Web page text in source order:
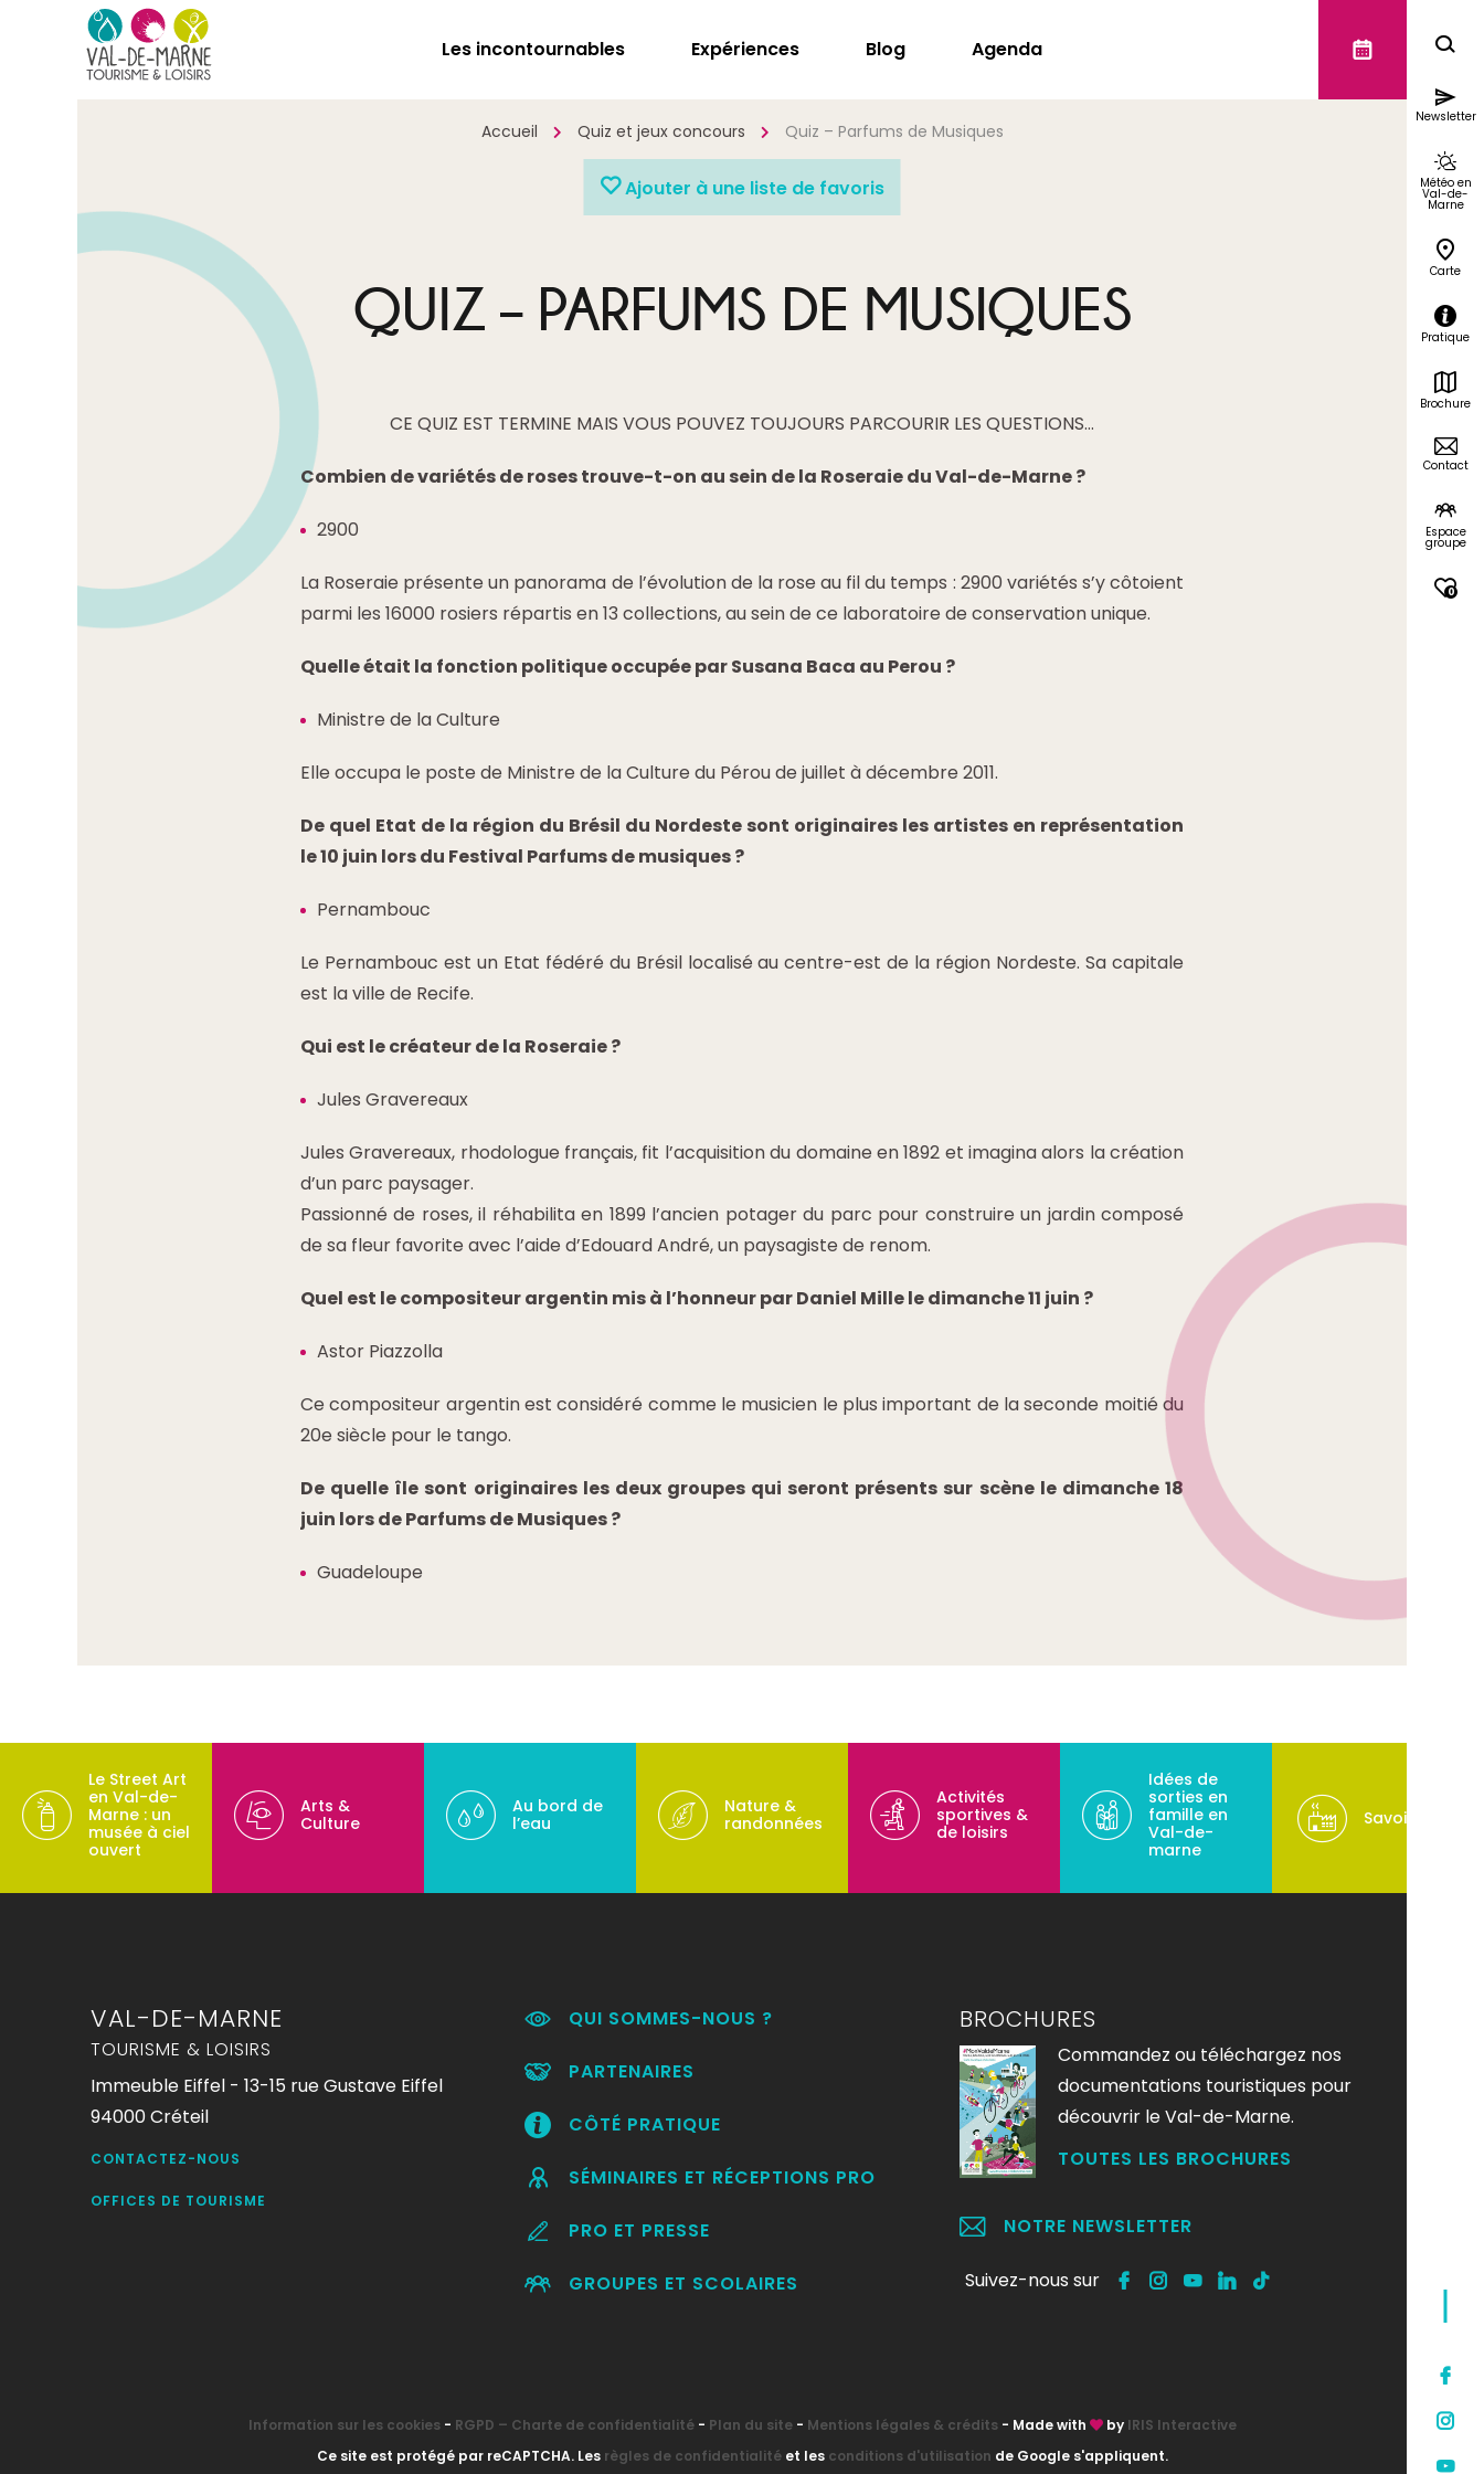
Les incontournables Expériences Blog Agenda
Accueil Quiz et jeux concours Quiz – Parfums de Musiques
Newsletter
Météo en
Val-de-
Marne
Carte
Pratique
Brochure
Contact
Espace
groupe
0
Ajouter à une liste de favoris
QUIZ – PARFUMS DE MUSIQUES
CE QUIZ EST TERMINE MAIS VOUS POUVEZ TOUJOURS PARCOURIR LES QUESTIONS…
Combien de variétés de roses trouve-t-on au sein de la Roseraie du Val-de-Marne ?
2900
La Roseraie présente un panorama de l’évolution de la rose au fil du temps : 2900 variétés s’y côtoient
parmi les 16000 rosiers répartis en 13 collections, au sein de ce laboratoire de conservation unique.
Quelle était la fonction politique occupée par Susana Baca au Perou ?
Ministre de la Culture
Elle occupa le poste de Ministre de la Culture du Pérou de juillet à décembre 2011.
De quel Etat de la région du Brésil du Nordeste sont originaires les artistes en représentation
le 10 juin lors du Festival Parfums de musiques ?
Pernambouc
Le Pernambouc est un Etat fédéré du Brésil localisé au centre-est de la région Nordeste. Sa capitale
est la ville de Recife.
Qui est le créateur de la Roseraie ?
Jules Gravereaux
Jules Gravereaux, rhodologue français, fit l’acquisition du domaine en 1892 et imagina alors la création
d’un parc paysager.
Passionné de roses, il réhabilita en 1899 l’ancien potager du parc pour construire un jardin composé
de sa fleur favorite avec l’aide d’Edouard André, un paysagiste de renom.
Quel est le compositeur argentin mis à l’honneur par Daniel Mille le dimanche 11 juin ?
Astor Piazzolla
Ce compositeur argentin est considéré comme le musicien le plus important de la seconde moitié du
20e siècle pour le tango.
De quelle île sont originaires les deux groupes qui seront présents sur scène le dimanche 18
juin lors de Parfums de Musiques ?
Guadeloupe
Le Street Art
en Val-de-
Marne : un
musée à ciel
ouvert
Arts &
Culture
Au bord de
l’eau
Nature &
randonnées
Activités
sportives &
de loisirs
Idées de
sorties en
famille en
Val-de-
marne
Savoir-faire
VAL-DE-MARNE
TOURISME & LOISIRS
Immeuble Eiffel - 13-15 rue Gustave Eiffel
94000 Créteil
CONTACTEZ-NOUS
OFFICES DE TOURISME
QUI SOMMES-NOUS ?
PARTENAIRES
CÔTÉ PRATIQUE
SÉMINAIRES ET RÉCEPTIONS PRO
PRO ET PRESSE
GROUPES ET SCOLAIRES
BROCHURES
Commandez ou téléchargez nos
documentations touristiques pour
découvrir le Val-de-Marne.
TOUTES LES BROCHURES
NOTRE NEWSLETTER
Suivez-nous sur
Information sur les cookies- RGPD – Charte de confidentialité- Plan du site- Mentions légales & crédits- Made with by IRIS Interactive
Ce site est protégé par reCAPTCHA. Les règles de confidentialitéet les conditions d'utilisation de Google s'appliquent.